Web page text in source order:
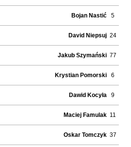
Bojan Nastić 5
David Niepsuj 24
Jakub Szymański 77
Krystian Pomorski 6
Dawid Kocyła 9
Maciej Famulak 11
Oskar Tomczyk 37